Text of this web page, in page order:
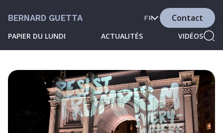
BERNARD GUETTA
PAPIER DU LUNDI ACTUALITÉS VIDÉOS
FR Contact